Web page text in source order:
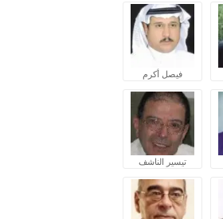
فيصل أكرم
تيسير الناشف